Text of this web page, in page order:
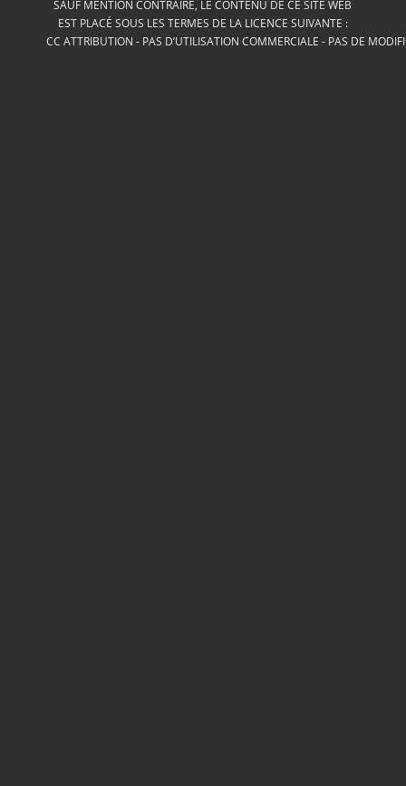
SAUF MENTION CONTRAIRE, LE CONTENU DE CE SITE WEB
EST PLACÉ SOUS LES TERMES DE LA LICENCE SUIVANTE :
CC ATTRIBUTION - PAS D’UTILISATION COMMERCIALE - PAS DE